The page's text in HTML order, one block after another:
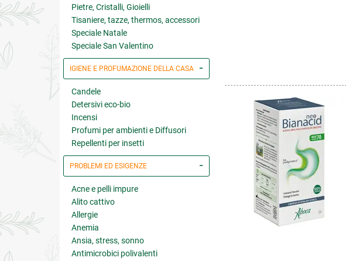
Pietre, Cristalli, Gioielli
Tisaniere, tazze, thermos, accessori
Speciale Natale
Speciale San Valentino
IGIENE E PROFUMAZIONE DELLA CASA
Candele
Detersivi eco-bio
Incensi
Profumi per ambienti e Diffusori
Repellenti per insetti
PROBLEMI ED ESIGENZE
Acne e pelli impure
Alito cattivo
Allergie
Anemia
Ansia, stress, sonno
Antimicrobici polivalenti